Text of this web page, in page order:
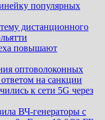
популярных
дистанционного
повышают
оптоволоконных
на санкции
к сети 5G через
ВЧ-генераторы с